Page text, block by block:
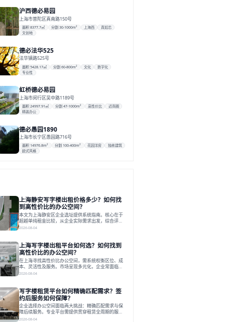
沪西德必易园
上海市普陀区真南路150号
面积 8377.7㎡ 分割 30-1000m² 上海西
真如芯
文创地
德必法华525
法华镇路525号
面积 5428.17㎡ 分割 60-800m² 文化
数字化
专业性
虹桥德必易园
上海市闵行区吴中路1189号
面积 24997.91㎡ 分割 47-1000m² 高性价比
近商圈
精装办公
德必愚园1890
上海市长宁区愚园路716号
面积 14976.8m² 分割 100-400m² 花园洋房
独栋建筑
欧式风格
上海静安写字楼出租价格多少？如何找
到高性价比的办公空间？
本文为上海静安区企业选址提供系统指南。核心在于
超越单纯租金比较，从企业实际需求出发，综合评估
交通、硬件、空间弹性、配套服务及产业生态等多维
升性价比，并通过不同规模企业的实际案例加以说
明。之后指出，专业运营服务商提供的稳定环境、社
群活动与产业集聚等增值服务，是很大化空间价值、
助力企业成长的关键。对于许多在
2026-08-04
上海写字楼出租平台如何选？如何找到
高性价比的办公空间？
在上海寻找高性价比办公空间，需系统权衡区位、成
本、灵活性及服务。市场呈现多元化，企业常面临租
赁流程复杂、隐性成本高等挑战。选择平台时，应评
区、灵活产品和丰富配套，满足不同企业需求。企业
应明确自身需求，实地考察，选择能支持长期发展、
提升竞争力的办公空间。在上海寻找合适的办公空
间，对于企业行政负责人、中小企业主
2026-08-04
写字楼租赁平台如何精确匹配需求？签
约后服务如何保障？
企业选择办公空间面临两大挑战：精确匹配需求与保
障后续服务。专业平台需提供贯穿租赁全周期的服
务，将企业从非核心事务中解放。精确匹配需结合企
2026-08-04